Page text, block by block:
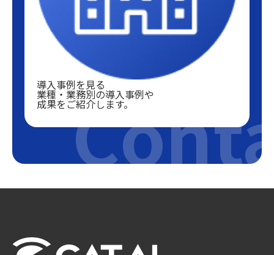
導入事例を見る
業種・業務別の導入事例や
成果をご紹介します。